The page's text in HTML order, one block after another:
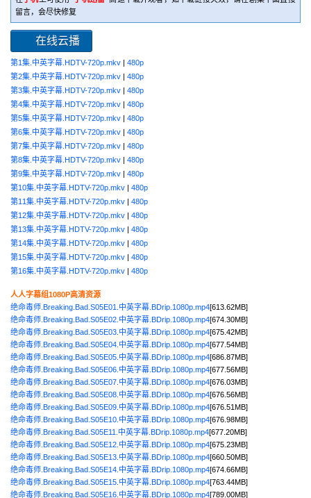
留言，会尽快修复
在线云播
第1集.中英字幕.HDTV-720p.mkv
480p
第2集.中英字幕.HDTV-720p.mkv
480p
第3集.中英字幕.HDTV-720p.mkv
480p
第4集.中英字幕.HDTV-720p.mkv
480p
第5集.中英字幕.HDTV-720p.mkv
480p
第6集.中英字幕.HDTV-720p.mkv
480p
第7集.中英字幕.HDTV-720p.mkv
480p
第8集.中英字幕.HDTV-720p.mkv
480p
第9集.中英字幕.HDTV-720p.mkv
480p
第10集.中英字幕.HDTV-720p.mkv
480p
第11集.中英字幕.HDTV-720p.mkv
480p
第12集.中英字幕.HDTV-720p.mkv
480p
第13集.中英字幕.HDTV-720p.mkv
480p
第14集.中英字幕.HDTV-720p.mkv
480p
第15集.中英字幕.HDTV-720p.mkv
480p
第16集.中英字幕.HDTV-720p.mkv
480p
人人字幕组1080P高清资源
绝命毒师.Breaking.Bad.S05E01.中英字幕.BDrip.1080p.mp4[613.62MB]
绝命毒师.Breaking.Bad.S05E02.中英字幕.BDrip.1080p.mp4[674.30MB]
绝命毒师.Breaking.Bad.S05E03.中英字幕.BDrip.1080p.mp4[675.42MB]
绝命毒师.Breaking.Bad.S05E04.中英字幕.BDrip.1080p.mp4[677.54MB]
绝命毒师.Breaking.Bad.S05E05.中英字幕.BDrip.1080p.mp4[686.87MB]
绝命毒师.Breaking.Bad.S05E06.中英字幕.BDrip.1080p.mp4[677.56MB]
绝命毒师.Breaking.Bad.S05E07.中英字幕.BDrip.1080p.mp4[676.03MB]
绝命毒师.Breaking.Bad.S05E08.中英字幕.BDrip.1080p.mp4[676.56MB]
绝命毒师.Breaking.Bad.S05E09.中英字幕.BDrip.1080p.mp4[676.51MB]
绝命毒师.Breaking.Bad.S05E10.中英字幕.BDrip.1080p.mp4[676.98MB]
绝命毒师.Breaking.Bad.S05E11.中英字幕.BDrip.1080p.mp4[677.20MB]
绝命毒师.Breaking.Bad.S05E12.中英字幕.BDrip.1080p.mp4[675.23MB]
绝命毒师.Breaking.Bad.S05E13.中英字幕.BDrip.1080p.mp4[660.50MB]
绝命毒师.Breaking.Bad.S05E14.中英字幕.BDrip.1080p.mp4[674.66MB]
绝命毒师.Breaking.Bad.S05E15.中英字幕.BDrip.1080p.mp4[763.44MB]
绝命毒师.Breaking.Bad.S05E16.中英字幕.BDrip.1080p.mp4[789.00MB]